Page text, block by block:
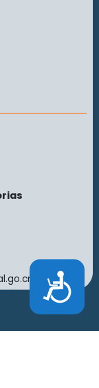
Accesibilidad